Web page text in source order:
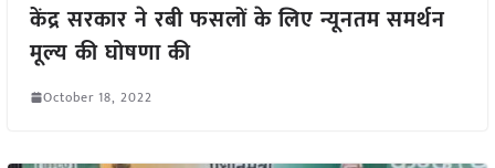
केंद्र सरकार ने रबी फसलों के लिए न्यूनतम समर्थन
मूल्य की घोषणा की
October 18, 2022